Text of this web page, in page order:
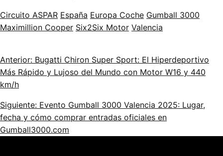
Circuito ASPAR España Europa Coche Gumball 3000
Maximillion Cooper Six2Six Motor Valencia
Anterior: Bugatti Chiron Super Sport: El Hiperdeportivo
Más Rápido y Lujoso del Mundo con Motor W16 y 440
km/h
Siguiente: Evento Gumball 3000 Valencia 2025: Lugar,
fecha y cómo comprar entradas oficiales en
Gumball3000.com